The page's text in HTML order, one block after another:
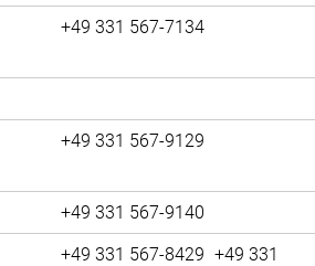
+49 331 567-7134
+49 331 567-9129
+49 331 567-9140
+49 331 567-8429 +49 331